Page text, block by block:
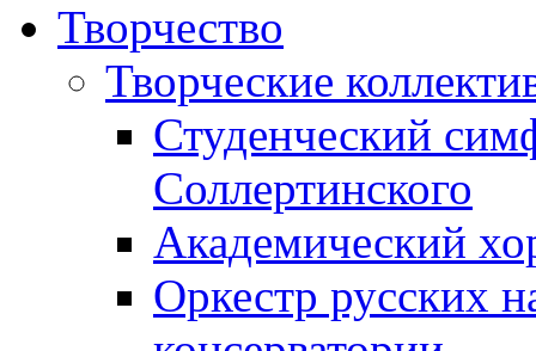
Творчество
Творческие
Студенческий
Соллертинского
Академический
Оркестр русских